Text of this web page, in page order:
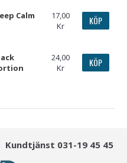
Calm
17,00
Kr
KÖP
24,00
Kr
KÖP
Kundtjänst 031-19 45 45